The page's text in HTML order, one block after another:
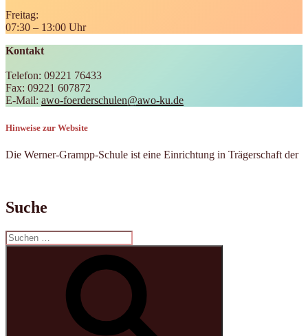
Freitag:
07:30 – 13:00 Uhr
Kontakt
Telefon: 09221 76433
Fax: 09221 607872
E-Mail: awo-foerderschulen@awo-ku.de
Hinweise zur Website
Die Werner-Grampp-Schule ist eine Einrichtung in Trägerschaft der
Suche
Suchen
nach: